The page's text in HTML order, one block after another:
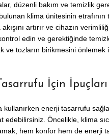
düzenli bakım ve temizlik
klima ünitesinin etrafının
artırır ve cihazın
edin ve gerektiğinde
ve tozların birikmesini önlemek
İçin İpuçları
kullanırken enerji tasarrufu
edebilirsiniz. Öncelikle, klima
hem konfor hem de enerji